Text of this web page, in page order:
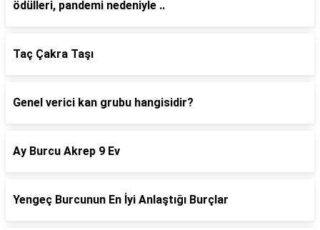
ödülleri, pandemi nedeniyle ..
Taç Çakra Taşı
Genel verici kan grubu hangisidir?
Ay Burcu Akrep 9 Ev
Yengeç Burcunun En İyi Anlaştığı Burçlar